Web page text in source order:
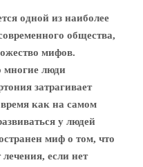
одной из наиболее
общества,
мифов.
многие люди
затрагивает
как на самом
у людей
миф о том, что
если нет